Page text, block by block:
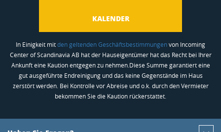
KALENDER
In Einigkeit mitden geltenden Geschäftsbestimmungenvon Incoming
Center of Scandinavia AB hat der Hauseigentümer hat das Recht bei Ihrer
Ankunft eine Kaution entgegen zu nehmen.Diese Summe garantiert eine
gut ausgeführte Endreinigung und das keine Gegenstände im Haus
zerstört werden. Bei Kontrolle vor Abreise und o.k. durch den Vermieter
bekommen Sie die Kaution rückerstattet.